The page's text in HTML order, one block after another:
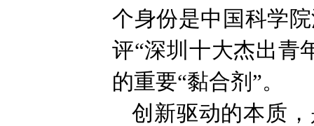
个身份是中国科学
评“深圳十大杰出青
的重要“黏合剂”。
创新驱动的本质